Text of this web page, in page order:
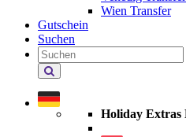
Wien Transfer
Gutschein
Suchen
Holiday
Extras
durchsuchen
Holiday Extras